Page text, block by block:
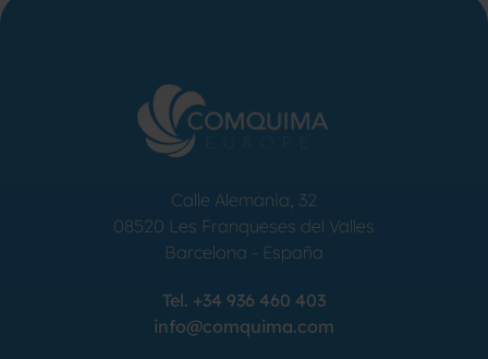
Calle Alemania, 32
08520 Les Franqueses del Valles
Barcelona - España
Tel. +34 936 460 403
info@comquima.com